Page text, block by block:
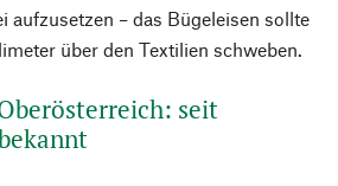
aufzusetzen – das Bügeleisen sollte
über den Textilien schweben.
seit